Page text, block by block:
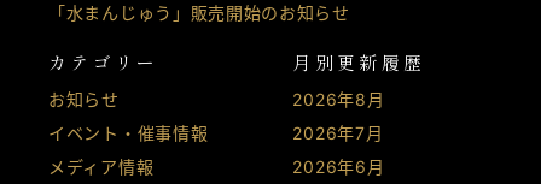
「水まんじゅう」販売開始のお知らせ
カテゴリー
お知らせ
イベント・催事情報
メディア情報
月別更新履歴
2026年8月
2026年7月
2026年6月